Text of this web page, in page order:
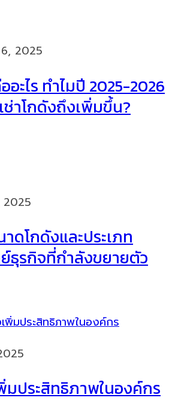
2025
อะไร ทำไมปี 2025-2026
าโกดังถึงเพิ่มขึ้น?
2025
ดโกดังและประเภท
ธุรกิจที่กำลังขยายตัว
มประสิทธิภาพในองค์กร